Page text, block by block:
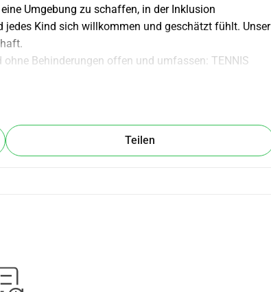
Umgebung zu schaffen, in der Inklusion
Kind sich willkommen und geschätzt fühlt. Unser
Behinderungen offen und umfassen: TENNIS
Teilen